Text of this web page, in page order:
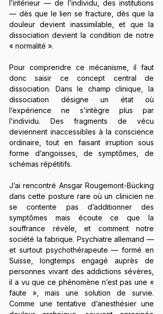
l’intérieur — de l’individu, des institutions
— dès que le lien se fracture, dès que la
douleur devient inassimilable, et que la
dissociation devient la condition de notre
« normalité ».
Pour comprendre ce mécanisme, il faut
donc saisir ce concept central de
dissociation. Dans le champ clinique, la
dissociation désigne un état où
l’expérience ne s’intègre plus par
l’individu. Des fragments de vécu
deviennent inaccessibles à la conscience
ordinaire, tout en faisant irruption sous
forme d’angoisses, de symptômes, de
schémas répétitifs.
J’ai rencontré Ansgar Rougemont-Bücking
dans cette posture rare où un clinicien ne
se contente pas d’additionner des
symptômes mais écoute ce que la
souffrance révèle, et comment notre
société la fabrique. Psychiatre allemand —
et surtout psychothérapeute — formé en
Suisse, longtemps engagé auprès de
personnes vivant des addictions sévères,
il a vu que ce phénomène n’est pas une «
faute », mais une solution de survie.
Comme une tentative d’anesthésier une